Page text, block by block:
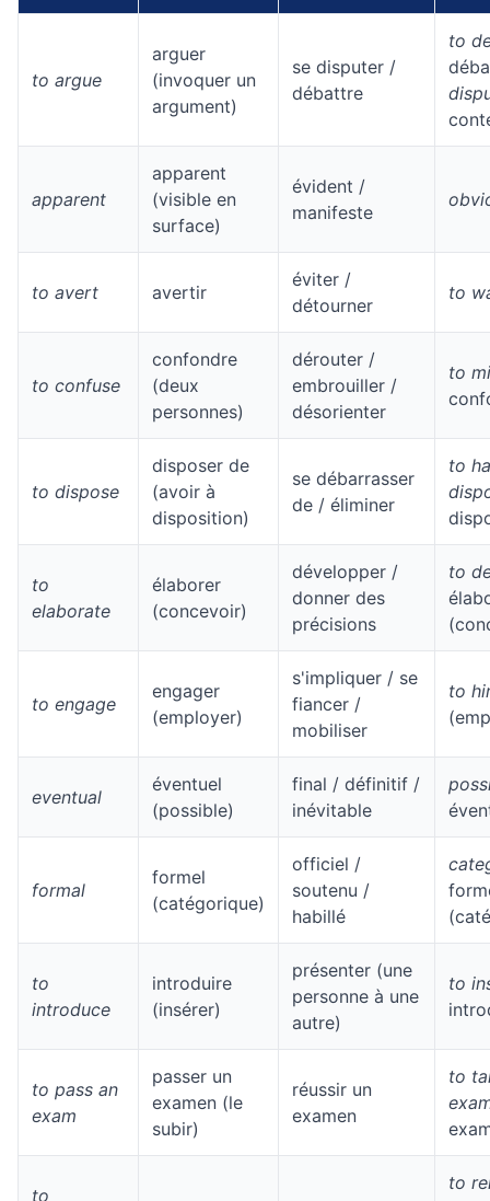
to argue
arguer
(invoquer un
argument)
se disputer /
débattre
to
apparent
apparent
(visible en
surface)
évident /
manifeste
to avert avertir
éviter /
détourner
to
to confuse
confondre
(deux
personnes)
dérouter /
embrouiller /
désorienter
to
to dispose
disposer de
(avoir à
disposition)
se débarrasser
de / éliminer
to
to
elaborate
élaborer
(concevoir)
développer /
donner des
précisions
to
to engage
engager
(employer)
s'impliquer / se
fiancer /
mobiliser
to
eventual
éventuel
(possible)
final / définitif /
inévitable
formal
formel
(catégorique)
officiel /
soutenu /
habillé
to
introduce
introduire
(insérer)
présenter (une
personne à une
autre)
to
to pass an
exam
passer un
examen (le
subir)
réussir un
examen
to
to
to